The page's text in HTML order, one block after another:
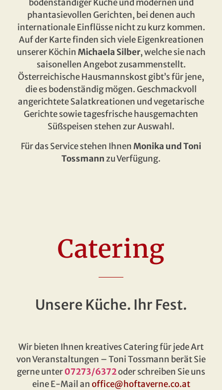
bodenständiger Küche und modernen und
phantasievollen Gerichten, bei denen auch
internationale Einflüsse nicht zu kurz kommen.
Auf der Karte finden sich viele Eigenkreationen
unserer KöchinMichaela Silber, welche sie nach
saisonellen Angebot zusammenstellt.
Österreichische Hausmannskost gibt’s für jene,
die es bodenständig mögen. Geschmackvoll
angerichtete Salatkreationen und vegetarische
Gerichte sowie tagesfrische hausgemachten
Süßspeisen stehen zur Auswahl.
Für das Service stehen IhnenMonika und Toni
Tossmannzu Verfügung.
Catering
Unsere Küche. Ihr Fest.
Wir bieten Ihnen kreatives Catering für jede Art
von Veranstaltungen – Toni Tossmann berät Sie
gerne unter07273/6372oder schreiben Sie uns
eine E-Mail anoffice@hoftaverne.co.at